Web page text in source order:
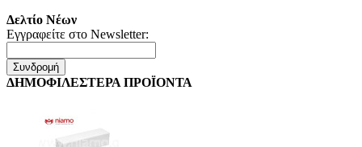
Δελτίο Νέων
Εγγραφείτε στο Newsletter:
Συνδρομή
ΔΗΜΟΦΙΛΕΣΤΕΡΑ ΠΡΟΪΟΝΤΑ